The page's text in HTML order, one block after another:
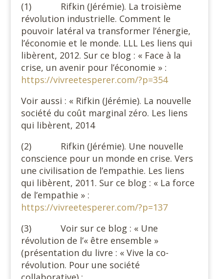
(1) Rifkin (Jérémie). La troisième
révolution industrielle. Comment le
pouvoir latéral va transformer l’énergie,
l’économie et le monde. LLL Les liens qui
libèrent, 2012. Sur ce blog : « Face à la
crise, un avenir pour l’économie » :
https://vivreetesperer.com/?p=354
Voir aussi : « Rifkin (Jérémie). La nouvelle
société du coût marginal zéro. Les liens
qui libèrent, 2014
(2) Rifkin (Jérémie). Une nouvelle
conscience pour un monde en crise. Vers
une civilisation de l’empathie. Les liens
qui libèrent, 2011. Sur ce blog : « La force
de l’empathie » :
https://vivreetesperer.com/?p=137
(3) Voir sur ce blog : « Une
révolution de l’« être ensemble »
(présentation du livre : « Vive la co-
révolution. Pour une société